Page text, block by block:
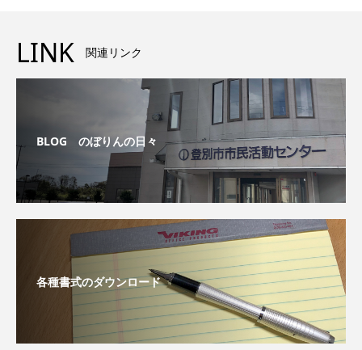
LINK 関連リンク
BLOG のぼりんの日々
各種書式のダウンロード